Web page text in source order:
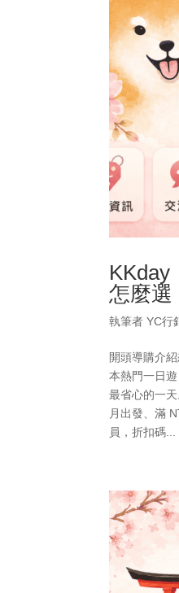
KKday
怎麼選
執筆者YC行
開頭導購介
本熱門一日
最省心的一
月出發、滿
員，折扣碼...